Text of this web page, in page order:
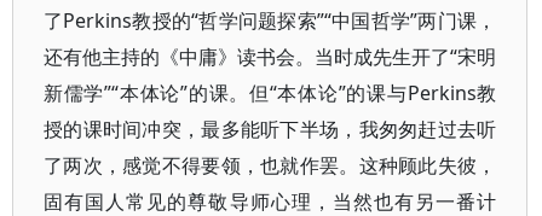
了Perkins教授的“哲学问题探索”“中国哲学”两门课，
还有他主持的《中庸》读书会。当时成先生开了“宋明
新儒学”“本体论”的课。但“本体论”的课与Perkins教
授的课时间冲突，最多能听下半场，我匆匆赶过去听
了两次，感觉不得要领，也就作罢。这种顾此失彼，
固有国人常见的尊敬导师心理，当然也有另一番计